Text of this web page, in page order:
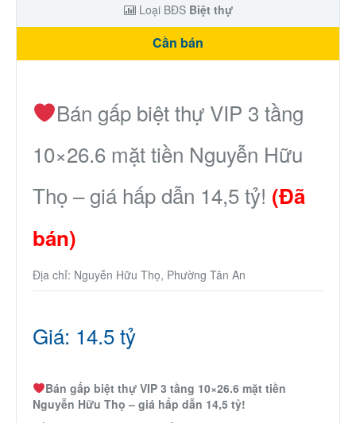
Loại BĐS Biệt thự
Cần bán
Bán gấp biệt thự VIP 3 tầng
10×26.6 mặt tiền Nguyễn Hữu
Thọ – giá hấp dẫn 14,5 tỷ! (Đã
bán)
Địa chỉ: Nguyễn Hữu Thọ, Phường Tân An
Giá: 14.5 tỷ
Bán gấp biệt thự VIP 3 tầng 10×26.6 mặt tiền
Nguyễn Hữu Thọ – giá hấp dẫn 14,5 tỷ!